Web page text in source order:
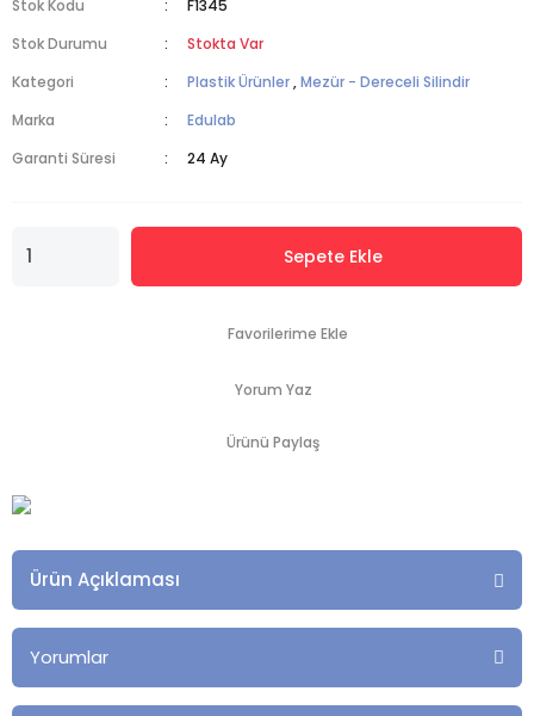
Stok Kodu
F1345
Stok Durumu
Stokta Var
Kategori
Plastik Ürünler,Mezür - Dereceli Silindir
Marka
Edulab
Garanti Süresi
24 Ay
Sepete Ekle
Yorum Yaz
Ürünü Paylaş
Ürün Açıklaması
Yorumlar